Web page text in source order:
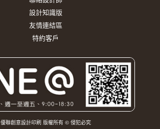
設計知識版
友情連結區
特約客戶
優聯創意設計印刷 版權所有 © 侵犯必究